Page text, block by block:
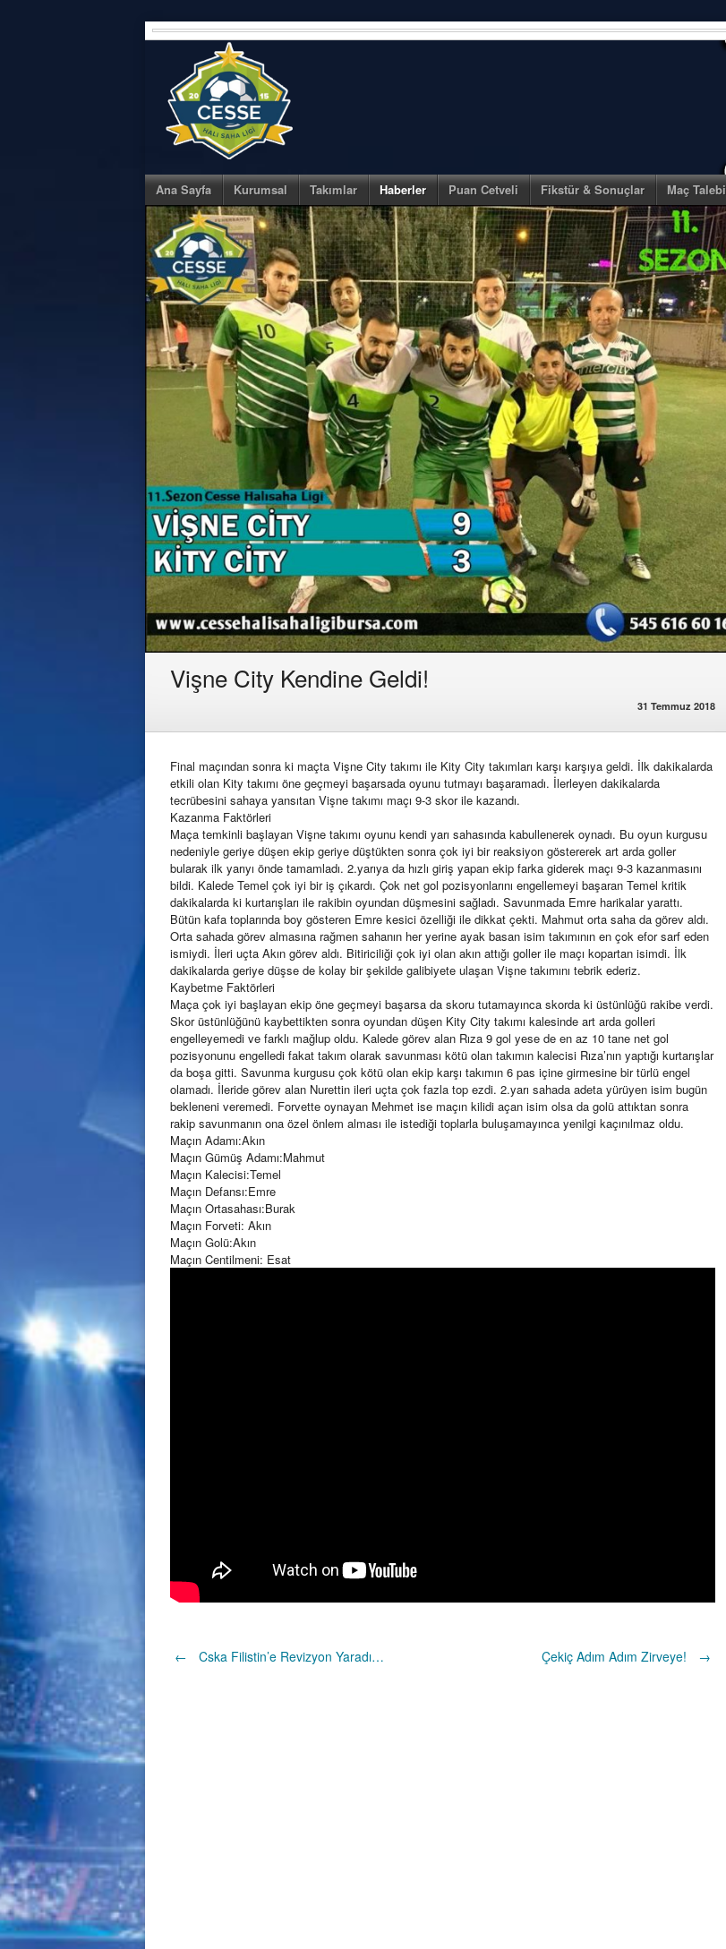
Skip
to
Ana Sayfa Kurumsal Takımlar Haberler Puan Cetveli Fikstür & Sonuçlar Maç Talebi
Vişne City Kendine Geldi!
31 Temmuz 2018
Final maçından sonra ki maçta Vişne City takımı ile Kity City takımları karşı karşıya geldi. İlk dakikalarda
etkili olan Kity takımı öne geçmeyi başarsada oyunu tutmayı başaramadı. İlerleyen dakikalarda
tecrübesini sahaya yansıtan Vişne takımı maçı 9-3 skor ile kazandı.
Kazanma Faktörleri
Maça temkinli başlayan Vişne takımı oyunu kendi yarı sahasında kabullenerek oynadı. Bu oyun kurgusu
nedeniyle geriye düşen ekip geriye düştükten sonra çok iyi bir reaksiyon göstererek art arda goller
bularak ilk yarıyı önde tamamladı. 2.yarıya da hızlı giriş yapan ekip farka giderek maçı 9-3 kazanmasını
bildi. Kalede Temel çok iyi bir iş çıkardı. Çok net gol pozisyonlarını engellemeyi başaran Temel kritik
dakikalarda ki kurtarışları ile rakibin oyundan düşmesini sağladı. Savunmada Emre harikalar yarattı.
Bütün kafa toplarında boy gösteren Emre kesici özelliği ile dikkat çekti. Mahmut orta saha da görev aldı.
Orta sahada görev almasına rağmen sahanın her yerine ayak basan isim takımının en çok efor sarf eden
ismiydi. İleri uçta Akın görev aldı. Bitiriciliği çok iyi olan akın attığı goller ile maçı kopartan isimdi. İlk
dakikalarda geriye düşse de kolay bir şekilde galibiyete ulaşan Vişne takımını tebrik ederiz.
Kaybetme Faktörleri
Maça çok iyi başlayan ekip öne geçmeyi başarsa da skoru tutamayınca skorda ki üstünlüğü rakibe verdi.
Skor üstünlüğünü kaybettikten sonra oyundan düşen Kity City takımı kalesinde art arda golleri
engelleyemedi ve farklı mağlup oldu. Kalede görev alan Rıza 9 gol yese de en az 10 tane net gol
pozisyonunu engelledi fakat takım olarak savunması kötü olan takımın kalecisi Rıza’nın yaptığı kurtarışlar
da boşa gitti. Savunma kurgusu çok kötü olan ekip karşı takımın 6 pas içine girmesine bir türlü engel
olamadı. İleride görev alan Nurettin ileri uçta çok fazla top ezdi. 2.yarı sahada adeta yürüyen isim bugün
bekleneni veremedi. Forvette oynayan Mehmet ise maçın kilidi açan isim olsa da golü attıktan sonra
rakip savunmanın ona özel önlem alması ile istediği toplarla buluşamayınca yenilgi kaçınılmaz oldu.
Maçın Adamı:Akın
Maçın Gümüş Adamı:Mahmut
Maçın Kalecisi:Temel
Maçın Defansı:Emre
Maçın Ortasahası:Burak
Maçın Forveti: Akın
Maçın Golü:Akın
Maçın Centilmeni: Esat
Post
← Cska Filistin’e Revizyon Yaradı… Çekiç Adım Adım Zirveye! →